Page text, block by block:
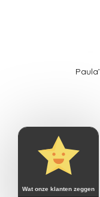
Wat onze klanten zeggen